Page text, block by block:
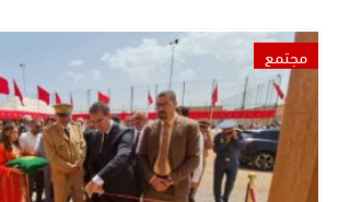
مجتمع